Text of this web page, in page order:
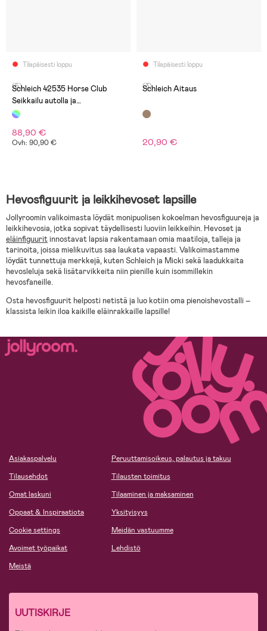
Tilapäisesti loppu
(5)
Schleich 42535 Horse Club
Seikkailu autolla ja
hevostenkuljetusvaunulla
88,90 €
Ovh: 90,90 €
Tilapäisesti loppu
(3)
Schleich Aitaus
20,90 €
Hevosfiguurit ja leikkihevoset lapsille
Jollyroomin valikoimasta löydät monipuolisen kokoelman hevosfiguureja ja
leikkihevosia, jotka sopivat täydellisesti luoviin leikkeihin. Hevoset ja
eläinfiguuritinnostavat lapsia rakentamaan omia maatiloja, talleja ja
tarinoita, joissa mielikuvitus saa laukata vapaasti. Valikoimastamme
löydät tunnettuja merkkejä, kuten Schleich ja Micki sekä laadukkaita
hevosleluja sekä lisätarvikkeita niin pienille kuin isommillekin
hevosfaneille.
Osta hevosfiguurit helposti netistä ja luo kotiin oma pienoishevostalli –
klassista leikin iloa kaikille eläinrakkaille lapsille!
Asiakaspalvelu
Tilausehdot
Omat laskuni
Oppaat & Inspiraatiota
Cookie settings
Avoimet työpaikat
Meistä
Peruuttamisoikeus, palautus ja takuu
Tilausten toimitus
Tilaaminen ja maksaminen
Yksityisyys
Meidän vastuumme
Lehdistö
UUTISKIRJE